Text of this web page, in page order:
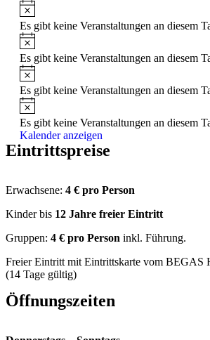
Es gibt keine Veranstaltungen an diesem
Es gibt keine Veranstaltungen an diesem
Es gibt keine Veranstaltungen an diesem
Es gibt keine Veranstaltungen an diesem
Kalender anzeigen
Eintrittspreise
Erwachsene: 4 € pro Person
Kinder bis 12 Jahre freier Eintritt
Gruppen: 4 € pro Person inkl. Führung.
Freier Eintritt mit Eintrittskarte vom BEGAS
(14 Tage gültig)
Öffnungszeiten